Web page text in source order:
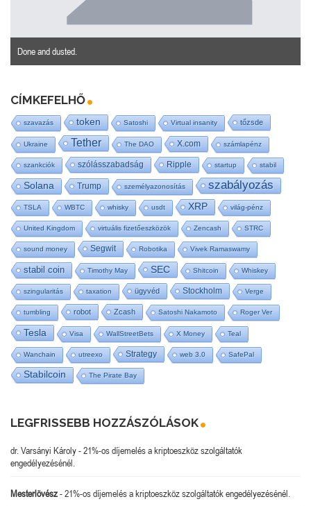
Done and dusted.
CÍMKEFELHŐ
szavazás token Satoshi Virtual insanity tőzsde
Ukraine Tether The DAO X.com számlapénz
szankciók szólásszabadság Ripple startup stabil
Solana Trump személyazonosítás szabályozás
TSLA WBTC whisky usdt XRP világ-pénz
United Kingdom virtuális fizetőeszközök Zencash STRC
sound money Segwit Robotika Vivek Ramaswamy
stabil coin Timothy May SEC Shitcoin Whiskey
szingularitás taxation ügyvéd Stockholm Verge
tumbling robot Zcash Satoshi Nakamoto Roger Ver
Tesla Visa WallStreetBets X Money Teal
Wanchain utreexo Strategy web 3.0 SafePal
Stabilcoin The Pirate Bay
LEGFRISSEBB HOZZÁSZÓLÁSOK
dr. Varsányi Károly-21%-os díjemelés a kriptoeszköz szolgáltatók
engedélyezésénél.
Mesterlövész-21%-os díjemelés a kriptoeszköz szolgáltatók engedélyezésénél.